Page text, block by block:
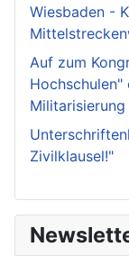
Wiesbaden -
Auf zum
Militarisierung
Zivilklausel!"